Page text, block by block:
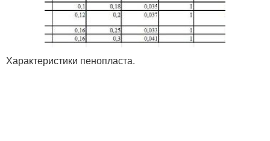
Характеристики пенопласта.